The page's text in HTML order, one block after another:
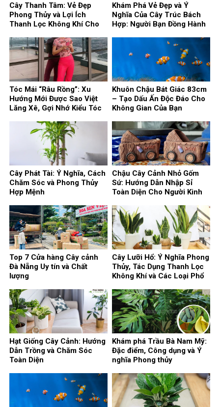
Cây Thanh Tâm: Vẻ Đẹp
Phong Thủy và Lợi Ích
Thanh Lọc Không Khí Cho
Khám Phá Vẻ Đẹp và Ý
Nghĩa Của Cây Trúc Bách
Hợp: Người Bạn Đồng Hành
Tóc Mái “Râu Rồng”: Xu
Hướng Mới Được Sao Việt
Lăng Xê, Gợi Nhớ Kiểu Tóc
Khuôn Chậu Bát Giác 83cm
– Tạo Dấu Ấn Độc Đáo Cho
Không Gian Của Bạn
Cây Phát Tài: Ý Nghĩa, Cách
Chăm Sóc và Phong Thủy
Hợp Mệnh
Chậu Cây Cảnh Nhỏ Gốm
Sứ: Hướng Dẫn Nhập Sỉ
Toàn Diện Cho Người Kinh
Top 7 Cửa hàng Cây cảnh
Đà Nẵng Uy tín và Chất
lượng
Cây Lưỡi Hổ: Ý Nghĩa Phong
Thủy, Tác Dụng Thanh Lọc
Không Khí và Các Loại Phổ
Hạt Giống Cây Cảnh: Hướng
Dẫn Trồng và Chăm Sóc
Toàn Diện
Khám phá Trầu Bà Nam Mỹ:
Đặc điểm, Công dụng và Ý
nghĩa Phong thủy